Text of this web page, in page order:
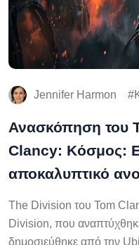
Jennifer Harmon
Ανασκόπηση του
Clancy: Κόσμος:
αποκαλυπτικό
The Division του Tom
Division, που
δημοσιεύθηκε από την